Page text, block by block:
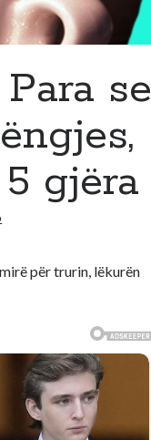
se
gjëra
për trurin, lëkurën